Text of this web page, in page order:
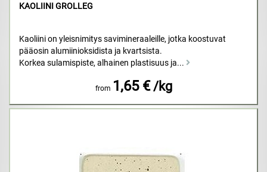
KAOLIINI GROLLEG
Kaoliini on yleisnimitys savimineraaleille, jotka koostuvat
pääosin alumiinioksidista ja kvartsista.
Korkea sulamispiste, alhainen plastisuus ja...
from 1,65 € /kg